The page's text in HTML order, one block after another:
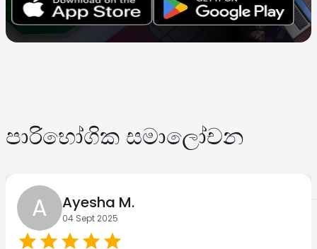
පාරිභෝගික සමාලෝචන
A Ayesha M.
04 Sept 2025